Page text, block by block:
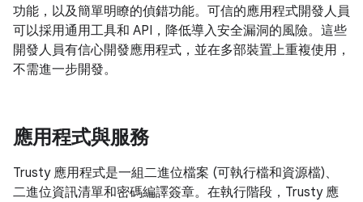
功能，以及簡單明瞭的偵錯功能。可信的應用程式開發人員
可以採用通用工具和 API，降低導入安全漏洞的風險。這些
開發人員有信心開發應用程式，並在多部裝置上重複使用，
不需進一步開發。
應用程式與服務
Trusty 應用程式是一組二進位檔案 (可執行檔和資源檔)、
二進位資訊清單和密碼編譯簽章。在執行階段，Trusty 應